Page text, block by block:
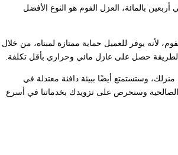
بالمائة، العزل الفوم هو النوع الأفضل
لأنه يوفر للعميل حماية ممتازة لمبناه، من خلال
الطريقة حصل على عازل مائي وحراري بأقل تكلفة.
وستستمتع أيضًا ببيئة دافئة معتدلة في
وسنحرص على تزويدك بخدماتنا في أسرع